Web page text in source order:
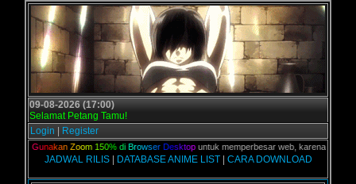
09-08-2026 (17:00)
Selamat Petang Tamu!
Login
Register
nakan Zoom 150% di Bro wser De sktopuntuk memperbesar web, karena aslinya
JADWAL RILIS| DATABASE ANIME LIST| CARA DOWNLOAD